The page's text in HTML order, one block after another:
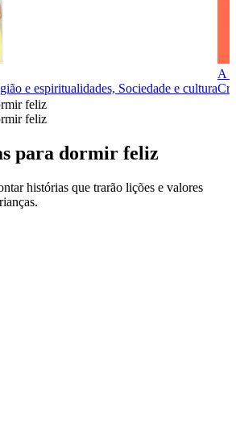
e espiritualidades, Sociedade e cultura
A
feliz
feliz
para dormir feliz
histórias que trarão lições e valores